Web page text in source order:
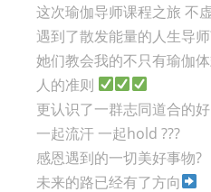
这次瑜伽导师课程之旅 不
遇到了散发能量的人生导师
她们教会我的不只有瑜伽
人的准则
更认识了一群志同道合的
一起流汗 一起hold ???
感恩遇到的一切美好事物?
未来的路已经有了方向